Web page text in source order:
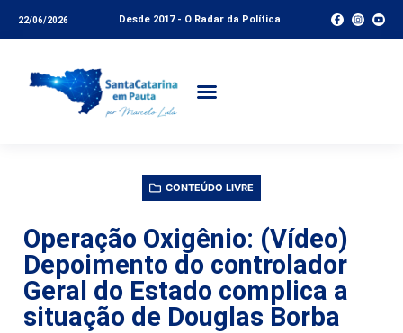
22/06/2026 Desde 2017 - O Radar da Política
CONTEÚDO LIVRE
Operação Oxigênio: (Vídeo)
Depoimento do controlador
Geral do Estado complica a
situação de Douglas Borba